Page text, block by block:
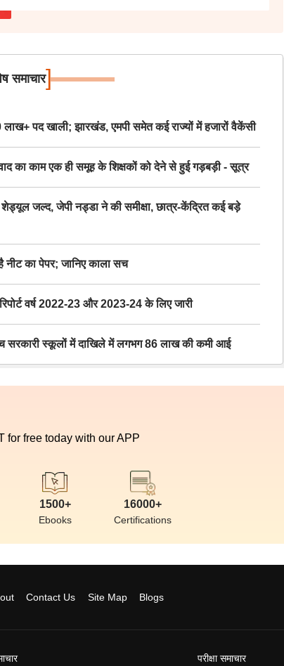
समाचार]
पद खाली; झारखंड, एमपी समेत कई राज्यों में हजारों वैकेंसी
का काम एक ही समूह के शिक्षकों को देने से हुई गड़बड़ी - सूत्र
जल्द, जेपी नड्डा ने की समीक्षा, छात्र-केंद्रित कई बड़े
का पेपर; जानिए काला सच
वर्ष 2022-23 और 2023-24 के लिए जारी
स्कूलों में दाखिले में लगभग 86 लाख की कमी आई
for free today with our APP
1500+
Ebooks
16000+
Certifications
Contact Us Site Map Blogs
परीक्षा समाचार